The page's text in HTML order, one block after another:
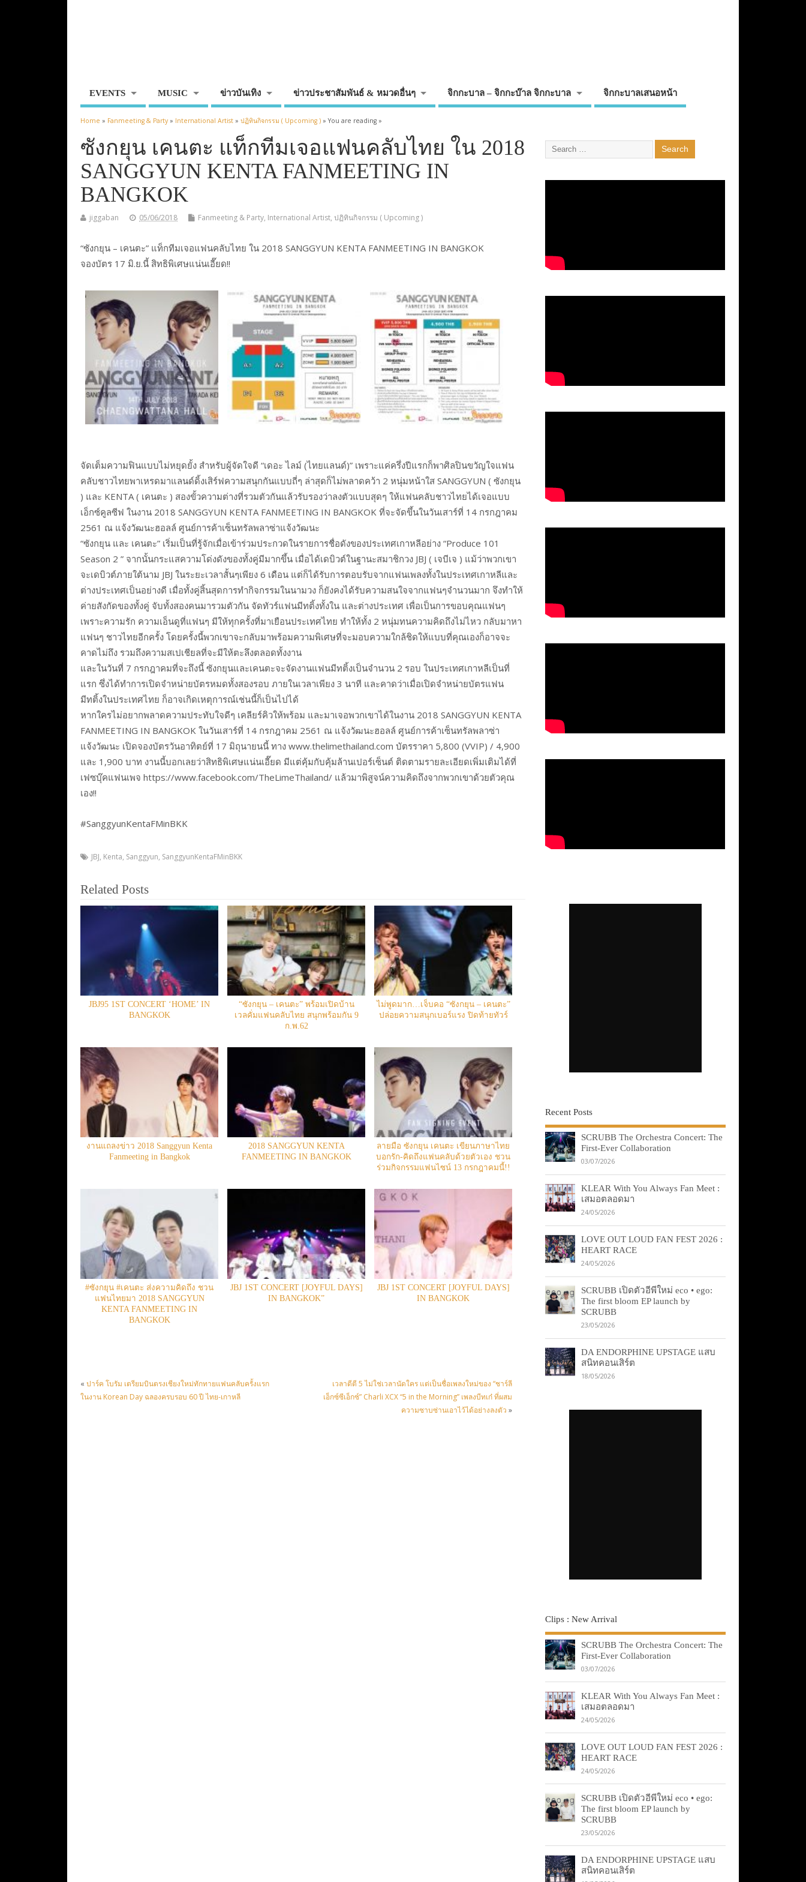
EVENTS MUSIC ข่าวบันเทิง ข่าวประชาสัมพันธ์ & หมวดอื่นๆ จิกกะบาล – จิกกะบ๊าล จิกกะบาล จิกกะบาลเสนอหน้า
Home » Fanmeeting & Party » International Artist »ปฏิทินกิจกรรม ( Upcoming ) » You are reading »
ซังกยุน เคนตะ แท็กทีมเจอแฟนคลับไทย ใน 2018
SANGGYUN KENTA FANMEETING IN
BANGKOK
jiggaban 05/06/2018 Fanmeeting & Party, International Artist,ปฏิทินกิจกรรม ( Upcoming )
“ซังกยุน – เคนตะ” แท็กทีมเจอแฟนคลับไทย ใน 2018 SANGGYUN KENTA FANMEETING IN BANGKOK
จองบัตร 17 มิ.ย.นี้ สิทธิพิเศษแน่นเอี๊ยด!!
จัดเต็มความฟินแบบไม่หยุดยั้ง สำหรับผู้จัดใจดี “เดอะ ไลม์ (ไทยแลนด์)” เพราะแค่ครึ่งปีแรกก็พาศิลปินขวัญใจแฟน
คลับชาวไทยพาเหรดมาแลนด์ดิ้งเสิร์ฟความสนุกกันแบบถี่ๆ ล่าสุดก็ไม่พลาดคว้า 2 หนุ่มหน้าใส SANGGYUN ( ซังกยุน
) และ KENTA ( เคนตะ ) สองขั้วความต่างที่รวมตัวกันแล้วรับรองว่าลงตัวแบบสุดๆ ให้แฟนคลับชาวไทยได้เจอแบบ
เอ็กซ์คูลซีฟ ในงาน 2018 SANGGYUN KENTA FANMEETING IN BANGKOK ที่จะจัดขึ้นในวันเสาร์ที่ 14 กรกฎาคม
2561 ณ แจ้งวัฒนะฮอลล์ ศูนย์การค้าเซ็นทรัลพลาซ่าแจ้งวัฒนะ
“ซังกยุน และ เคนตะ” เริ่มเป็นที่รู้จักเมื่อเข้าร่วมประกวดในรายการชื่อดังของประเทศเกาหลีอย่าง “Produce 101
Season 2 ” จากนั้นกระแสความโด่งดังของทั้งคู่มีมากขึ้น เมื่อได้เดบิวต์ในฐานะสมาชิกวง JBJ ( เจบีเจ ) แม้ว่าพวกเขา
จะเดบิวต์ภายใต้นาม JBJ ในระยะเวลาสั้นๆเพียง 6 เดือน แต่ก็ได้รับการตอบรับจากแฟนเพลงทั้งในประเทศเกาหลีและ
ต่างประเทศเป็นอย่างดี เมื่อทั้งคู่สิ้นสุดการทำกิจกรรมในนามวง ก็ยังคงได้รับความสนใจจากแฟนๆจำนวนมาก จึงทำให้
ค่ายสังกัดของทั้งคู่ จับทั้งสองคนมารวมตัวกัน จัดทัวร์แฟนมีทติ้งทั้งใน และต่างประเทศ เพื่อเป็นการขอบคุณแฟนๆ
เพราะความรัก ความเอ็นดูที่แฟนๆ มีให้ทุกครั้งที่มาเยือนประเทศไทย ทำให้ทั้ง 2 หนุ่มทนความคิดถึงไม่ไหว กลับมาหา
แฟนๆ ชาวไทยอีกครั้ง โดยครั้งนี้พวกเขาจะกลับมาพร้อมความพิเศษที่จะมอบความใกล้ชิดให้แบบที่คุณเองก็อาจจะ
คาดไม่ถึง รวมถึงความสเปเชียลที่จะมีให้ตะลึงตลอดทั้งงาน
และในวันที่ 7 กรกฎาคมที่จะถึงนี้ ซังกยุนและเคนตะจะจัดงานแฟนมีทติ้งเป็นจำนวน 2 รอบ ในประเทศเกาหลีเป็นที่
แรก ซึ่งได้ทำการเปิดจำหน่ายบัตรหมดทั้งสองรอบ ภายในเวลาเพียง 3 นาที และคาดว่าเมื่อเปิดจำหน่ายบัตรแฟน
มีทติ้งในประเทศไทย ก็อาจเกิดเหตุการณ์เช่นนี้ก็เป็นไปได้
หากใครไม่อยากพลาดความประทับใจดีๆ เคลียร์คิวให้พร้อม และมาเจอพวกเขาได้ในงาน 2018 SANGGYUN KENTA
FANMEETING IN BANGKOK ในวันเสาร์ที่ 14 กรกฎาคม 2561 ณ แจ้งวัฒนะฮอลล์ ศูนย์การค้าเซ็นทรัลพลาซ่า
แจ้งวัฒนะ เปิดจองบัตรวันอาทิตย์ที่ 17 มิถุนายนนี้ ทาง www.thelimethailand.com บัตรราคา 5,800 (VVIP) / 4,900
และ 1,900 บาท งานนี้บอกเลยว่าสิทธิพิเศษแน่นเอี๊ยด มีแต่คุ้มกับคุ้มล้านเปอร์เซ็นต์ ติดตามรายละเอียดเพิ่มเติมได้ที่
เฟซบุ๊คแฟนเพจ https://www.facebook.com/TheLimeThailand/ แล้วมาพิสูจน์ความคิดถึงจากพวกเขาด้วยตัวคุณ
เอง!!
#SanggyunKentaFMinBKK
JBJ, Kenta, Sanggyun, SanggyunKentaFMinBKK
Related Posts
JBJ95 1ST CONCERT ‘HOME’ IN
BANGKOK
“ซังกยุน – เคนตะ” พร้อมเปิดบ้าน
เวลคั่มแฟนคลับไทย สนุกพร้อมกัน 9
ก.พ.62
ไม่พูดมาก…เจ็บคอ “ซังกยุน – เคนตะ”
ปล่อยความสนุกเบอร์แรง ปิดท้ายทัวร์
งานแถลงข่าว 2018 Sanggyun Kenta
Fanmeeting in Bangkok
2018 SANGGYUN KENTA
FANMEETING IN BANGKOK
ลายมือ ซังกยุน เคนตะ เขียนภาษาไทย
บอกรัก-คิดถึงแฟนคลับด้วยตัวเอง ชวน
ร่วมกิจกรรมแฟนไซน์ 13 กรกฎาคมนี้!!
#ซังกยุน #เคนตะ ส่งความคิดถึง ชวน
แฟนไทยมา 2018 SANGGYUN
KENTA FANMEETING IN
BANGKOK
JBJ 1ST CONCERT [JOYFUL DAYS]
IN BANGKOK”
JBJ 1ST CONCERT [JOYFUL DAYS]
IN BANGKOK
«ปาร์ค โบรัม เตรียมบินตรงเชียงใหม่ทักทายแฟนคลับครั้งแรก
ในงาน Korean Day ฉลองครบรอบ 60 ปี ไทย-เกาหลี
เวลาดีตี 5 ไม่ใช่เวลานัดใคร แต่เป็นชื่อเพลงใหม่ของ “ชาร์ลี
เอ็กซ์ซีเอ็กซ์” Charli XCX “5 in the Morning” เพลงบีทเก๋ ที่ผสม
ความซาบซ่านเอาไว้ได้อย่างลงตัว »
Recent Posts
SCRUBB The Orchestra Concert: The
First-Ever Collaboration
03/07/2026
KLEAR With You Always Fan Meet :
เสมอตลอดมา
24/05/2026
LOVE OUT LOUD FAN FEST 2026 :
HEART RACE
24/05/2026
SCRUBB เปิดตัวอีพีใหม่ eco • ego:
The first bloom EP launch by
SCRUBB
23/05/2026
DA ENDORPHINE UPSTAGE แสบ
สนิทคอนเสิร์ต
18/05/2026
Clips : New Arrival
SCRUBB The Orchestra Concert: The
First-Ever Collaboration
03/07/2026
KLEAR With You Always Fan Meet :
เสมอตลอดมา
24/05/2026
LOVE OUT LOUD FAN FEST 2026 :
HEART RACE
24/05/2026
SCRUBB เปิดตัวอีพีใหม่ eco • ego:
The first bloom EP launch by
SCRUBB
23/05/2026
DA ENDORPHINE UPSTAGE แสบ
สนิทคอนเสิร์ต